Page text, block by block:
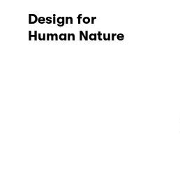
Design for
Human Nature